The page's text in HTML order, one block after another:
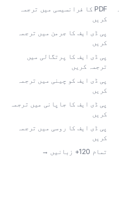
PDF کا فرانسیسی میں ترجمہ
کریں
پی ڈی ایف کا جرمن میں ترجمہ
کریں
پی ڈی ایف کا پرتگالی میں
ترجمہ کریں
پی ڈی ایف کو چینی میں ترجمہ
کریں
پی ڈی ایف کا جاپانی میں ترجمہ
کریں
پی ڈی ایف کا روسی میں ترجمہ
کریں
تمام 120+ زبانیں →